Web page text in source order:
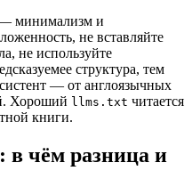
минимализм и
не вставляйте
не используйте
структура, тем
— от англоязычных
Хороший llms.txt читается
книги.
чём разница и